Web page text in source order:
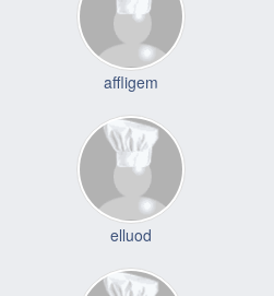
affligem
elluod